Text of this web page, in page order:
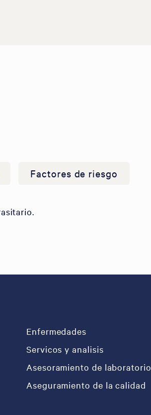
Factores de riesgo
Enfermedades
Servicos y analisis
Asesoramiento de laboratorio
Aseguramiento de la calidad